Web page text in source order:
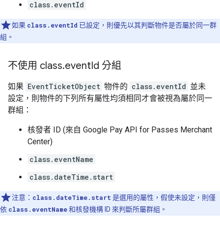
class.eventId
如果 class.eventId 已設定，則優先以其判斷物件是否屬於同一群
組。
不使用 class.eventId 分組
如果 EventTicketObject 物件的 class.eventId 並未
設定，則物件的下列所有屬性均須相同才會被視為屬於同一
群組：
核發者 ID (來自 Google Pay API for Passes Merchant
Center)
class.eventName
class.dateTime.start
注意： class.dateTime.start 是選用的屬性，假使未設定，則僅
依 class.eventName和核發機構 ID 來判斷所屬群組。